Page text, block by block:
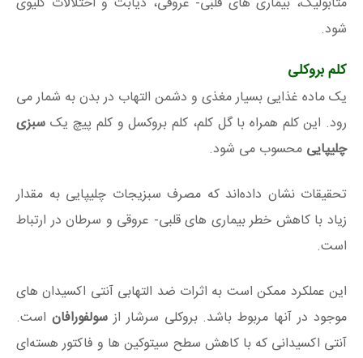
شود.
کلم بروکلی
یک ماده غذایی بسیار مغذی و دشمن التهاب در بدن به شمار می
رود. این کلم همراه با گل کلم، کلم بروکسل و کلم پیچ یک سبزی
چلیپایی محسوب می شود.
تحقیقات نشان داده‌اند که مصرف سبزیجات چلیپایی به مقدار
زیاد با کاهش خطر بیماری های قلبی- عروقی و سرطان در ارتباط
است.
این عملکرد ممکن است به اثرات ضد التهابی آنتی اکسیدان های
موجود در آنها مربوط باشد. بروکلی سرشار ازسولفورافان است.
آنتی اکسیدانی که با کاهش سطح سیتوکین ها و فاکتور هسته‌ای